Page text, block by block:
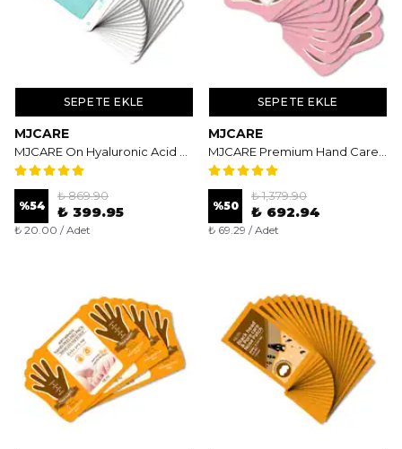
SEPETE EKLE
MJCARE
%54
₺ 869.90
₺ 399.95
₺ 20.00 / Adet
SEPETE EKLE
MJCARE
%50
₺ 1,379.90
₺ 692.94
₺ 69.29 / Adet